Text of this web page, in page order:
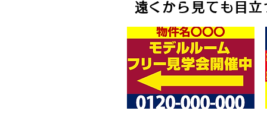
遠くから見ても目